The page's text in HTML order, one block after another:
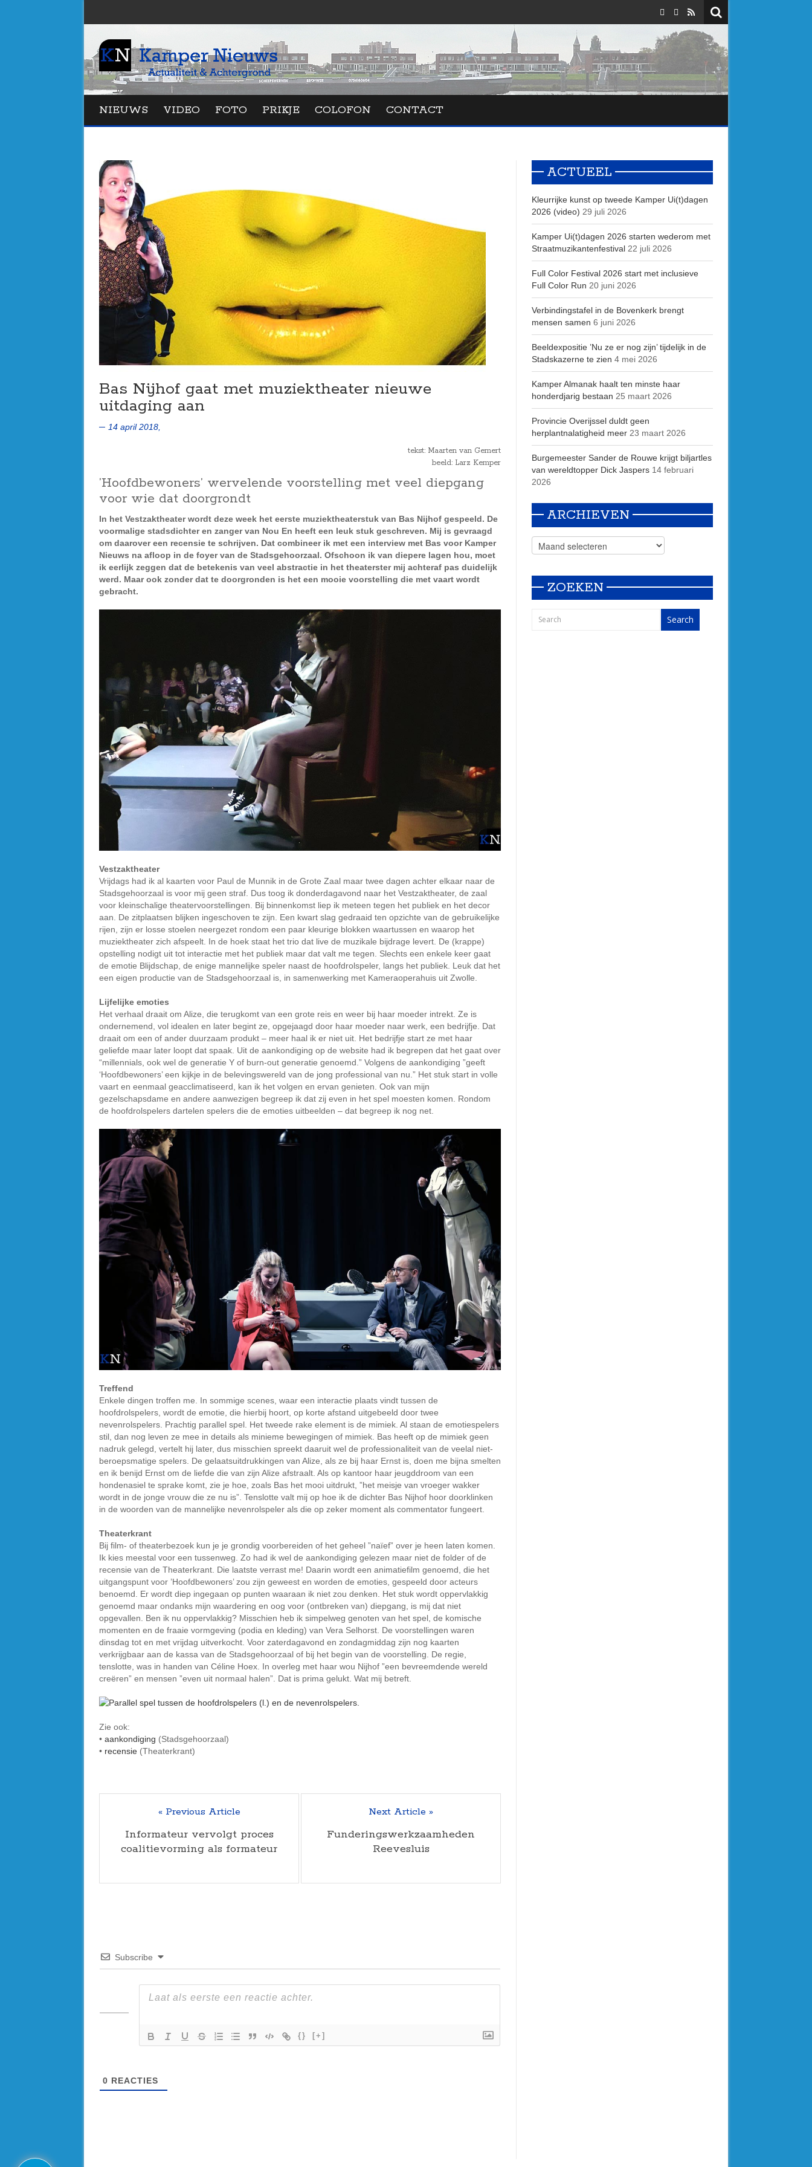
NIEUWS VIDEO FOTO PRIKJE COLOFON CONTACT
Bas Nijhof gaat met muziektheater nieuwe
uitdaging aan
14 april 2018,
tekst: Maarten van Gemert
beeld: Larz Kemper
’Hoofdbewoners’ wervelende voorstelling met veel diepgang
voor wie dat doorgrondt
In het Vestzaktheater wordt deze week het eerste muziektheaterstuk van Bas Nijhof gespeeld. De
voormalige stadsdichter en zanger van Nou En heeft een leuk stuk geschreven. Mij is gevraagd
om daarover een recensie te schrijven. Dat combineer ik met een interview met Bas voor Kamper
Nieuws na afloop in de foyer van de Stadsgehoorzaal. Ofschoon ik van diepere lagen hou, moet
ik eerlijk zeggen dat de betekenis van veel abstractie in het theaterster mij achteraf pas duidelijk
werd. Maar ook zonder dat te doorgronden is het een mooie voorstelling die met vaart wordt
gebracht.
Vestzaktheater
Vrijdags had ik al kaarten voor Paul de Munnik in de Grote Zaal maar twee dagen achter elkaar naar de
Stadsgehoorzaal is voor mij geen straf. Dus toog ik donderdagavond naar het Vestzaktheater, de zaal
voor kleinschalige theatervoorstellingen. Bij binnenkomst liep ik meteen tegen het publiek en het decor
aan. De zitplaatsen blijken ingeschoven te zijn. Een kwart slag gedraaid ten opzichte van de gebruikelijke
rijen, zijn er losse stoelen neergezet rondom een paar kleurige blokken waartussen en waarop het
muziektheater zich afspeelt. In de hoek staat het trio dat live de muzikale bijdrage levert. De (krappe)
opstelling nodigt uit tot interactie met het publiek maar dat valt me tegen. Slechts een enkele keer gaat
de emotie Blijdschap, de enige mannelijke speler naast de hoofdrolspeler, langs het publiek. Leuk dat het
een eigen productie van de Stadsgehoorzaal is, in samenwerking met Kameraoperahuis uit Zwolle.
Lijfelijke emoties
Het verhaal draait om Alize, die terugkomt van een grote reis en weer bij haar moeder intrekt. Ze is
ondernemend, vol idealen en later begint ze, opgejaagd door haar moeder naar werk, een bedrijfje. Dat
draait om een of ander duurzaam produkt – meer haal ik er niet uit. Het bedrijfje start ze met haar
geliefde maar later loopt dat spaak. Uit de aankondiging op de website had ik begrepen dat het gaat over
“millennials, ook wel de generatie Y of burn-out generatie genoemd.” Volgens de aankondiging ”geeft
‘Hoofdbewoners’ een kijkje in de belevingswereld van de jong professional van nu.” Het stuk start in volle
vaart en eenmaal geacclimatiseerd, kan ik het volgen en ervan genieten. Ook van mijn
gezelschapsdame en andere aanwezigen begreep ik dat zij even in het spel moesten komen. Rondom
de hoofdrolspelers dartelen spelers die de emoties uitbeelden – dat begreep ik nog net.
Treffend
Enkele dingen troffen me. In sommige scenes, waar een interactie plaats vindt tussen de
hoofdrolspelers, wordt de emotie, die hierbij hoort, op korte afstand uitgebeeld door twee
nevenrolspelers. Prachtig parallel spel. Het tweede rake element is de mimiek. Al staan de emotiespelers
stil, dan nog leven ze mee in details als minieme bewegingen of mimiek. Bas heeft op de mimiek geen
nadruk gelegd, vertelt hij later, dus misschien spreekt daaruit wel de professionaliteit van de veelal niet-
beroepsmatige spelers. De gelaatsuitdrukkingen van Alize, als ze bij haar Ernst is, doen me bijna smelten
en ik benijd Ernst om de liefde die van zijn Alize afstraalt. Als op kantoor haar jeugddroom van een
hondenasiel te sprake komt, zie je hoe, zoals Bas het mooi uitdrukt, ”het meisje van vroeger wakker
wordt in de jonge vrouw die ze nu is”. Tenslotte valt mij op hoe ik de dichter Bas Nijhof hoor doorklinken
in de woorden van de mannelijke nevenrolspeler als die op zeker moment als commentator fungeert.
Theaterkrant
Bij film- of theaterbezoek kun je je grondig voorbereiden of het geheel ”naïef” over je heen laten komen.
Ik kies meestal voor een tussenweg. Zo had ik wel de aankondiging gelezen maar niet de folder of de
recensie van de Theaterkrant. Die laatste verrast me! Daarin wordt een animatiefilm genoemd, die het
uitgangspunt voor ’Hoofdbewoners’ zou zijn geweest en worden de emoties, gespeeld door acteurs
benoemd. Er wordt diep ingegaan op punten waaraan ik niet zou denken. Het stuk wordt oppervlakkig
genoemd maar ondanks mijn waardering en oog voor (ontbreken van) diepgang, is mij dat niet
opgevallen. Ben ik nu oppervlakkig? Misschien heb ik simpelweg genoten van het spel, de komische
momenten en de fraaie vormgeving (podia en kleding) van Vera Selhorst. De voorstellingen waren
dinsdag tot en met vrijdag uitverkocht. Voor zaterdagavond en zondagmiddag zijn nog kaarten
verkrijgbaar aan de kassa van de Stadsgehoorzaal of bij het begin van de voorstelling. De regie,
tenslotte, was in handen van Céline Hoex. In overleg met haar wou Nijhof ”een bevreemdende wereld
creëren” en mensen ”even uit normaal halen”. Dat is prima gelukt. Wat mij betreft.
Zie ook:
• aankondiging (Stadsgehoorzaal)
• recensie (Theaterkrant)
« Previous Article
Informateur vervolgt proces
coalitievorming als formateur
Next Article »
Funderingswerkzaamheden
Reevesluis
Subscribe
{} [+]
0 REACTIES
ACTUEEL
Kleurrijke kunst op tweede Kamper Ui(t)dagen
2026 (video) 29 juli 2026
Kamper Ui(t)dagen 2026 starten wederom met
Straatmuzikantenfestival 22 juli 2026
Full Color Festival 2026 start met inclusieve
Full Color Run 20 juni 2026
Verbindingstafel in de Bovenkerk brengt
mensen samen 6 juni 2026
Beeldexpositie ’Nu ze er nog zijn’ tijdelijk in de
Stadskazerne te zien 4 mei 2026
Kamper Almanak haalt ten minste haar
honderdjarig bestaan 25 maart 2026
Provincie Overijssel duldt geen
herplantnalatigheid meer 23 maart 2026
Burgemeester Sander de Rouwe krijgt biljartles
van wereldtopper Dick Jaspers 14 februari
2026
ARCHIEVEN
ZOEKEN